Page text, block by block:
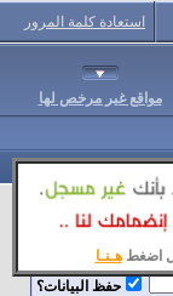
اضغط هـنـا
استعادة كلمة المرور
مواقع غير مرخص لها
حفظ البيانات؟